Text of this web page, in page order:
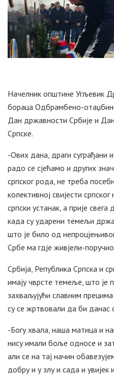
Начелник општине Угљевик
бораца Одбрамбено-
Дан државности Србије и
Српске.
-Ових дана, драги суграђани
радо се сјећамо и других
српског рода, не треба
колективној свијести
српски устанак, а прије
када су ударени темељи
што је било од
Србе ма гдје живјели-поручио
Србија, Република Српска и
имају чврсте темеље, што је
захваљујући славним
су се жртвовали да би данас
-Богу хвала, наша матица и
нису имали боље односе и
али се на тај начин
добру и у злу и сада и увијек